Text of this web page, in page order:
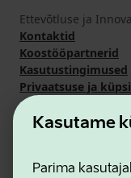
Kasutame
Parima
Ettevõtluse ja
Kontaktid
Koostööpartnerid
Kasutustingimused
Privaatsuse ja